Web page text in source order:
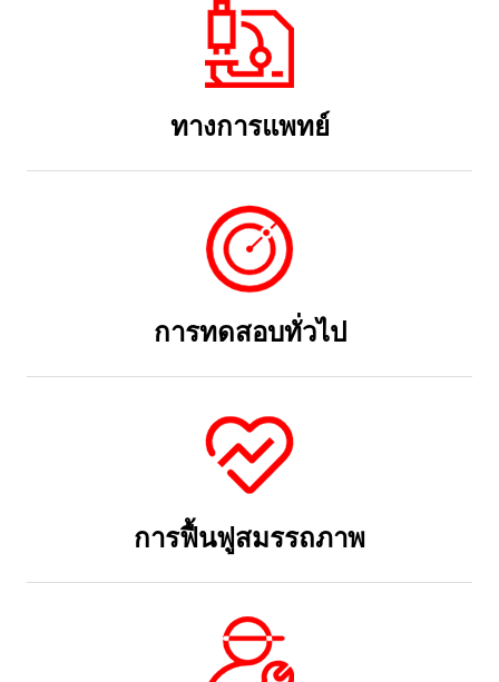
ทางการแพทย์
การทดสอบทั่วไป
การฟื้นฟูสมรรถภาพ
การผลิต